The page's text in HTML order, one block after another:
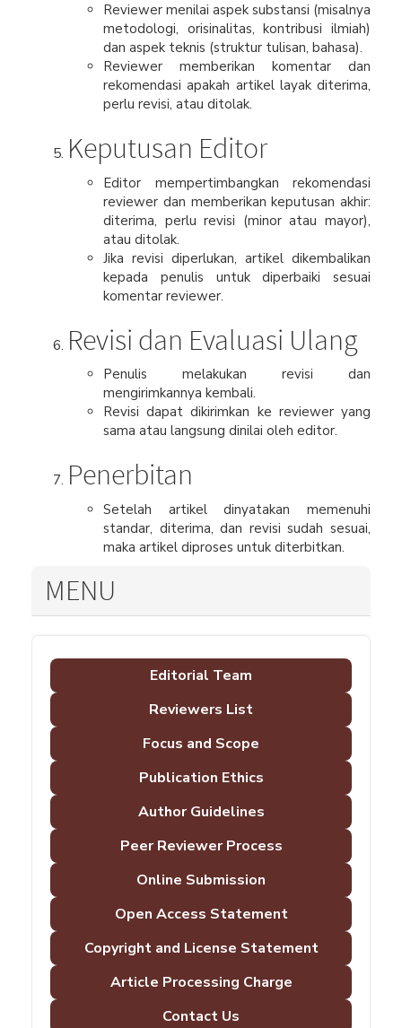
Reviewer menilai aspek substansi (misalnya
metodologi, orisinalitas, kontribusi ilmiah)
dan aspek teknis (struktur tulisan, bahasa).
Reviewer memberikan komentar dan
rekomendasi apakah artikel layak diterima,
perlu revisi, atau ditolak.
Keputusan Editor
Editor mempertimbangkan rekomendasi
reviewer dan memberikan keputusan akhir:
diterima, perlu revisi (minor atau mayor),
atau ditolak.
Jika revisi diperlukan, artikel dikembalikan
kepada penulis untuk diperbaiki sesuai
komentar reviewer.
Revisi dan Evaluasi Ulang
Penulis melakukan revisi dan
mengirimkannya kembali.
Revisi dapat dikirimkan ke reviewer yang
sama atau langsung dinilai oleh editor.
Penerbitan
Setelah artikel dinyatakan memenuhi
standar, diterima, dan revisi sudah sesuai,
maka artikel diproses untuk diterbitkan.
MENU
Editorial Team
Reviewers List
Focus and Scope
Publication Ethics
Author Guidelines
Peer Reviewer Process
Online Submission
Open Access Statement
Copyright and License Statement
Article Processing Charge
Contact Us